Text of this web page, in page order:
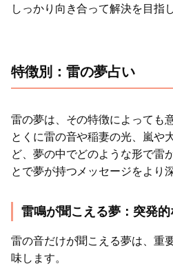
しっかり向き合って解決を目指
特徴別：雷の夢占い
雷の夢は、その特徴によっても
とくに雷の音や稲妻の光、嵐や
ど、夢の中でどのような形で雷
とで夢が持つメッセージをより
雷鳴が聞こえる夢：突発
雷の音だけが聞こえる夢は、重
味します。